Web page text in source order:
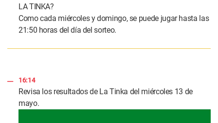
LA TINKA?
Como cada miércoles y domingo, se puede jugar hasta las
21:50 horas del día del sorteo.
16:14
Revisa los resultados de La Tinka del miércoles 13 de
mayo.